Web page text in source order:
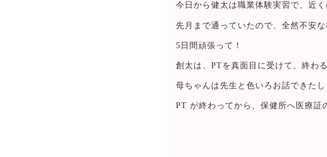
今日から健太は職業体験実習で、近
先月まで通っていたので、全然不安な
5日間頑張って！
創太は、PTを真面目に受けて、終わ
母ちゃんは先生と色いろお話できたし
PT が終わってから、保健所へ医療証